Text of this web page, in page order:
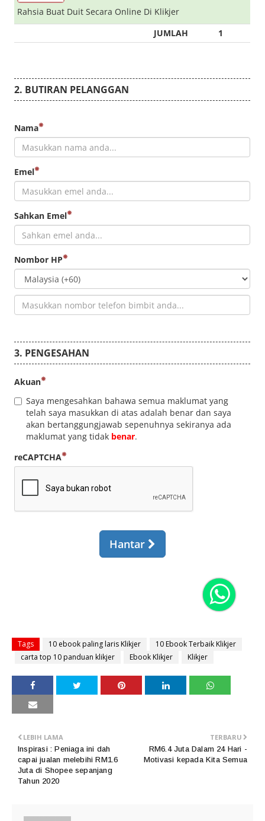
Tags 10 ebook paling laris Klikjer
10 Ebook Terbaik Klikjer
carta top 10 panduan klikjer
Ebook Klikjer Klikjer
TERBARU
RM6.4 Juta Dalam 24 Hari -
Motivasi kepada Kita Semua
LEBIH LAMA
Inspirasi : Peniaga ini dah
capai jualan melebihi RM1.6
Juta di Shopee sepanjang
Tahun 2020